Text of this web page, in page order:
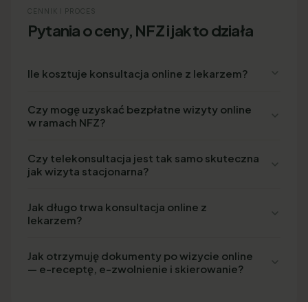
CENNIK I PROCES
Pytania o ceny, NFZ i jak to działa
Ile kosztuje konsultacja online z lekarzem?
Czy mogę uzyskać bezpłatne wizyty online
w ramach NFZ?
Czy telekonsultacja jest tak samo skuteczna
jak wizyta stacjonarna?
Jak długo trwa konsultacja online z
lekarzem?
Jak otrzymuję dokumenty po wizycie online
— e-receptę, e-zwolnienie i skierowanie?